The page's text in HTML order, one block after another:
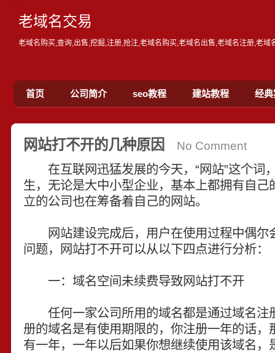
老域名交易
老域名购买,查询,出售,挖掘,注册,抢注,老域名购买,老域名出售,老域名注册,老域
首页 公司简介 seo教程 建站教程 经典
网站打不开的几种原因 No Comment
在互联网迅猛发展的今天，“网站”这个词
生，无论是大中小型企业，基本上都拥有自己
立的公司也在筹备着自己的网站。
网站建设完成后，用户在使用过程中偶尔
问题，网站打不开可以从以下四点进行分析：
一：域名空间未续费导致网站打不开
任何一家公司所用的域名都是通过域名注
册的域名是有使用期限的，你注册一年的话，
有一年，一年以后如果你想继续使用该域名，